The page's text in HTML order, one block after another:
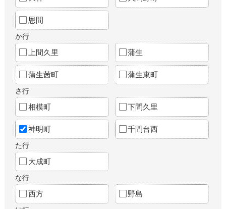
恩間
か行
上間久里 蒲生
蒲生茜町 蒲生東町
さ行
相模町 下間久里
神明町 千間台西
た行
大成町
な行
西方 野島